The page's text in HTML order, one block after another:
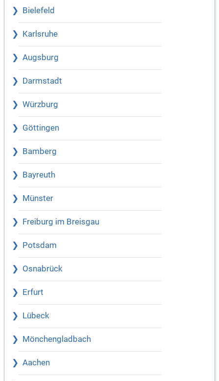
Bielefeld
Karlsruhe
Augsburg
Darmstadt
Würzburg
Göttingen
Bamberg
Bayreuth
Münster
Freiburg im Breisgau
Potsdam
Osnabrück
Erfurt
Lübeck
Mönchengladbach
Aachen